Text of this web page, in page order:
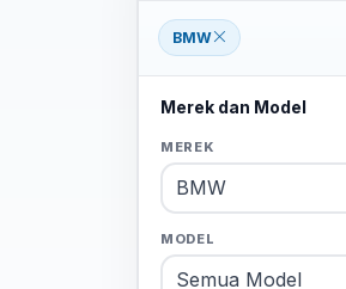
BMW
Merek dan Model
MEREK
MODEL